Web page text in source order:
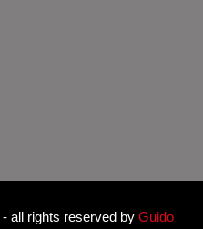
- all rights reserved by Guido